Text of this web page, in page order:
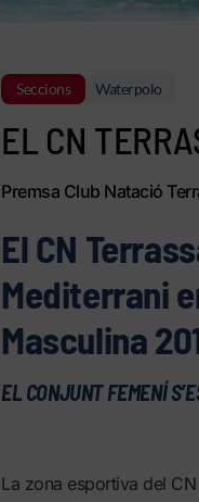
Seccions Waterpolo
EL CN
Premsa Club Natació
El CN
Mediterrani
Masculina
EL CONJUNT FEMENÍ
La zona esportiva del